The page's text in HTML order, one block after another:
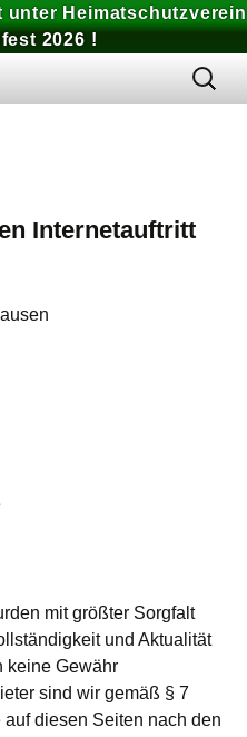
unter Heimatschutzverein
2026 !
Suchen
nach:
Internetauftritt
mit größter Sorgfalt
und Aktualität
keine Gewähr
sind wir gemäß § 7
diesen Seiten nach den